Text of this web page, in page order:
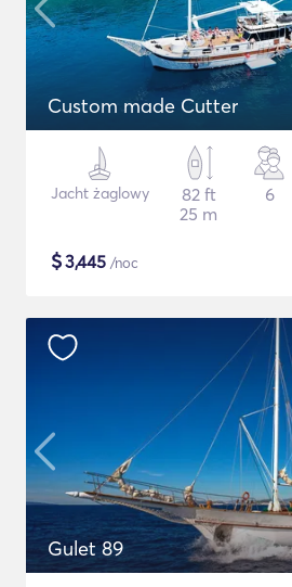
Custom made Cutter
Jacht żaglowy
82 ft
25 m
6
$3,445 /noc
Gulet 89